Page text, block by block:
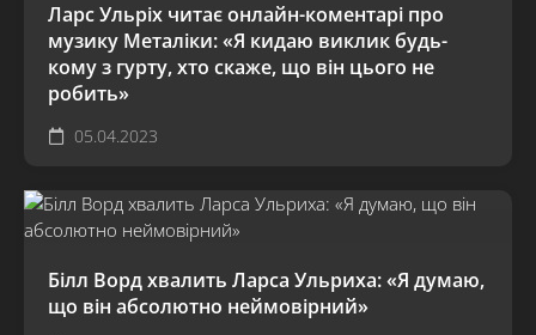
Ларс Ульріх читає онлайн-коментарі про
музику Металіки: «Я кидаю виклик будь-
кому з гурту, хто скаже, що він цього не
робить»
05.04.2023
Білл Ворд хвалить Ларса Ульриха: «Я думаю,
що він абсолютно неймовірний»